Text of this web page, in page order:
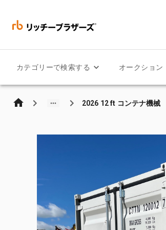
カテゴリーで検索する オークション
2026 12 ft コンテナ機械